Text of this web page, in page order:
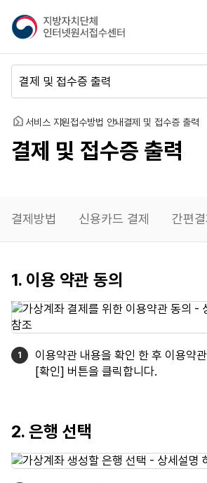
지
방
자
치
단
체
인
넷
원
수
센
터
뉴
동
홈 서비스 지원접수방법 안내결제 및 접수증 출력
결제 및 접수증 출력
결제방법 신용카드 결제 간편결
가상계좌
결제
1. 이용 약관 동의
이용약관 내용을 확인 한 후 이용약
[확인] 버튼을 클릭합니다.
2. 은행 선택